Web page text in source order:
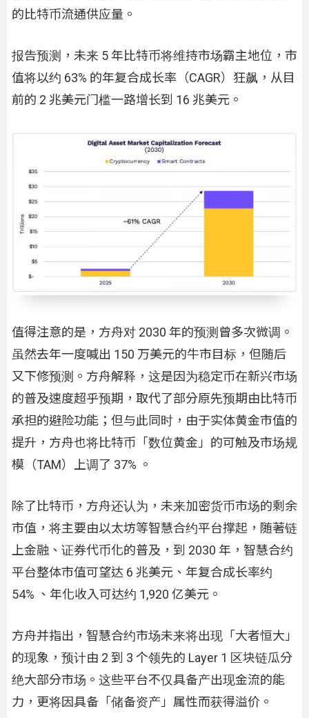
的比特币流通供应量。
报告预测，未来 5 年比特币将维持市场霸主地位，市
值将以约 63% 的年复合成长率（CAGR）狂飙，从目
前的 2 兆美元门槛一路增长到 16 兆美元。
值得注意的是，方舟对 2030 年的预测曾多次微调。
虽然去年一度喊出 150 万美元的牛市目标，但随后
又下修预测。方舟解释，这是因为稳定币在新兴市场
的普及速度超乎预期，取代了部分原先预期由比特币
承担的避险功能；但与此同时，由于实体黄金市值的
提升，方舟也将比特币「数位黄金」的可触及市场规
模（TAM）上调了 37% 。
除了比特币，方舟还认为，未来加密货币市场的剩余
市值，将主要由以太坊等智慧合约平台撑起，随著链
上金融、证券代币化的普及，到 2030 年，智慧合约
平台整体市值可望达 6 兆美元、年复合成长率约
54% 、年化收入可达约 1,920 亿美元。
方舟并指出，智慧合约市场未来将出现「大者恒大」
的现象，预计由 2 到 3 个领先的 Layer 1 区块链瓜分
绝大部分市场。这些平台不仅具备产出现金流的能
力，更将因具备「储备资产」属性而获得溢价。